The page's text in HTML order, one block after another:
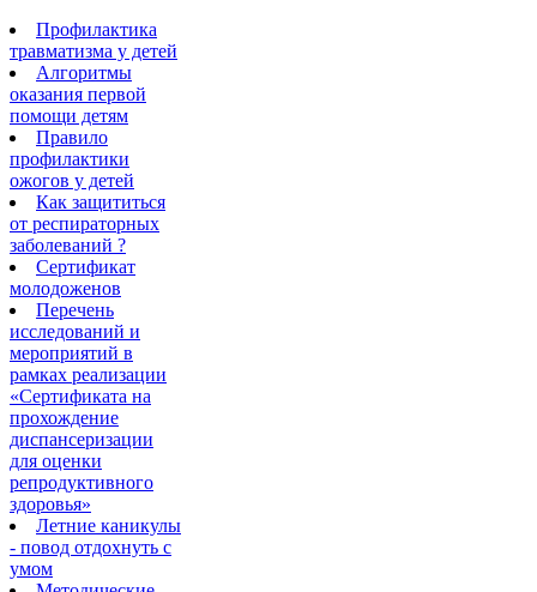
Профилактика
травматизма у детей
Алгоритмы
оказания первой
помощи детям
Правило
профилактики
ожогов у детей
Как защититься
от респираторных
заболеваний ?
Сертификат
молодоженов
Перечень
исследований и
мероприятий в
рамках реализации
«Сертификата на
прохождение
диспансеризации
для оценки
репродуктивного
здоровья»
Летние каникулы
- повод отдохнуть с
умом